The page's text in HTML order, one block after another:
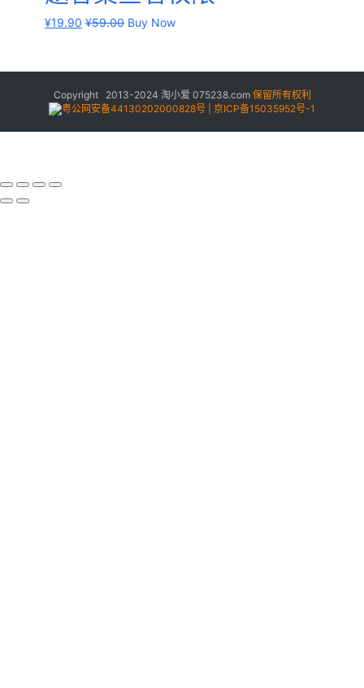
¥19.90 ¥59.00 Buy Now
Copyright 2013-2024 淘小爱 075238.com 保留所有权利
粤公网安备44130202000828号 | 京ICP备15035952号-1